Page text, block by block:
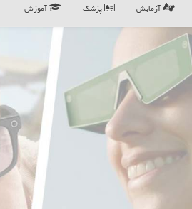
آزمایش پزشک آموزش